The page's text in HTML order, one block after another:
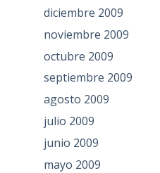
diciembre 2009
noviembre 2009
octubre 2009
septiembre 2009
agosto 2009
julio 2009
junio 2009
mayo 2009